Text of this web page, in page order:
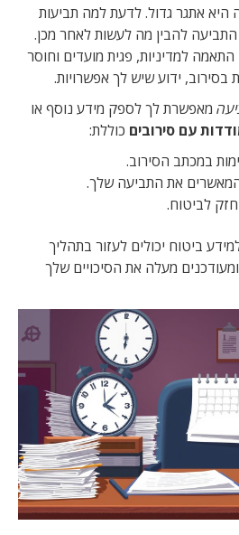
היא אתגר גדול. לדעת למה תביעות
התביעה להבין מה לעשות לאחר מכן.
התאמה למדיניות, פגית מועדים וחוסר
ידוע שיש לך אפשרויות.
מאפשרת לך לספק מידע נוסף או
עם סירובים כוללת:
במכתב הסירוב.
את התביעה שלך.
לביטוח.
ביטוח יכולים לעזור בתהליך
מעלה את הסיכויים שלך